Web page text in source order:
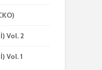
Vol. 2
Vol. 1